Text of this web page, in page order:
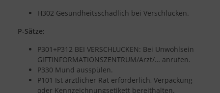
H302 Gesundheitsschädlich bei Verschlucken.
P-Sätze:
P301+P312 BEI VERSCHLUCKEN: Bei Unwohlsein
GIFTINFORMATIONSZENTRUM/Arzt/… anrufen.
P330 Mund ausspülen.
P101 Ist ärztlicher Rat erforderlich, Verpackung
oder Kennzeichnungsetikett bereithalten.